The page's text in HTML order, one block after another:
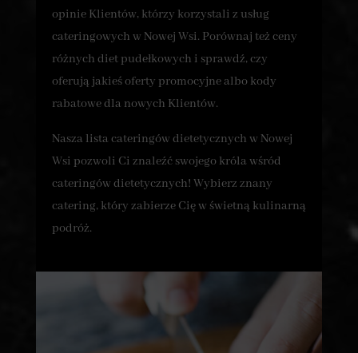
opinie Klientów, którzy korzystali z usług
cateringowych w Nowej Wsi. Porównaj też ceny
różnych diet pudełkowych i sprawdź, czy
oferują jakieś oferty promocyjne albo kody
rabatowe dla nowych Klientów.
Nasza lista cateringów dietetycznych w Nowej
Wsi pozwoli Ci znaleźć swojego króla wśród
cateringów dietetycznych! Wybierz znany
catering, który zabierze Cię w świetną kulinarną
podróż.